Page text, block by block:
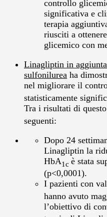
controllo
significativa e
terapia
riusciti a
glicemico con
Linagliptin in aggiun
sulfonilurea ha
nel migliorare il
statisticamente
Tra i risultati di
seguenti:
Dopo 24
Linagliptin la
HbA1c è stata
(p<0,0001).
I pazienti con
hanno avuto
l’obiettivo di